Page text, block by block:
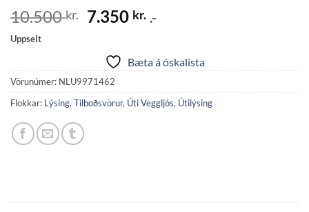
10.500kr.
Original
10.500 kr..
7.350 kr.Current
7.350 kr..
.-
Uppselt
Bæta á óskalista
Vörunúmer: NLU9971462
Flokkar: Lýsing, Tilboðsvörur, Úti Veggljós, Útilýsing